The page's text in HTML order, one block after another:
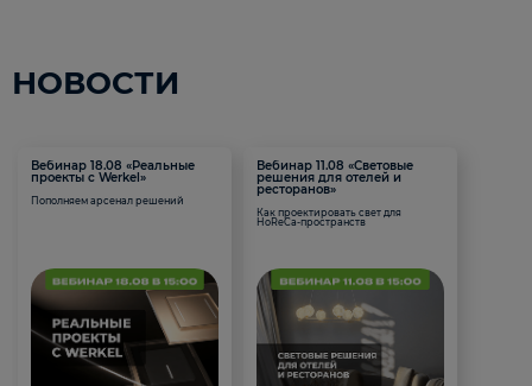
НОВОСТИ
Вебинар 18.08 «Реальные
проекты с Werkel»
Пополняем арсенал решений
Вебинар 11.08 «Световые
решения для отелей и
ресторанов»
Как проектировать свет для
HoReCa-пространств